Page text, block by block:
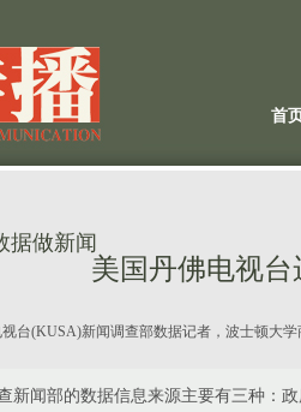
首
据做新闻
美国丹佛电视
台(KUSA)新闻调查部数据记者，波士顿大
闻部的数据信息来源主要有三种：